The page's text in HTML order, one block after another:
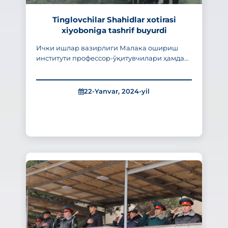
Tinglovchilar Shahidlar xotirasi
xiyoboniga tashrif buyurdi
Ички ишлар вазирлиги Малака ошириш
институти профессор-ўқитувчилари ҳамда
ўқиётган тингловчилар пойтахтимиздаги
Шаҳидлар хотираси хиёбонига ташриф
22-Yanvar, 2024-yil
299